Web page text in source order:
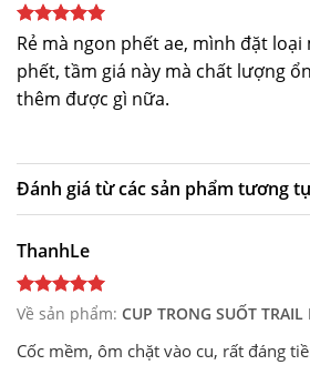
Được xếp
5
sao
Rẻ mà ngon phết ae, mình đặt
phết, tầm giá này mà chất lượng
thêm được gì nữa.
Đánh giá từ các sản phẩm tương
ThanhLe
Về sản phẩm: CUP TRONG SUỐT TRAIL
Cốc mềm, ôm chặt vào cu, rất đáng